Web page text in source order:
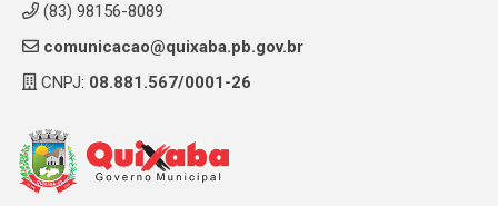
(83) 98156-8089
comunicacao@quixaba.pb.gov.br
CNPJ: 08.881.567/0001-26